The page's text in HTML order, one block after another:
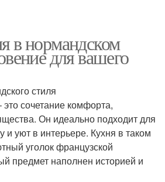
в нормандском
для вашего
стиля
сочетание комфорта,
Он идеально подходит для
и уют в интерьере. Кухня в таком
уголок французской
предмет наполнен историей и